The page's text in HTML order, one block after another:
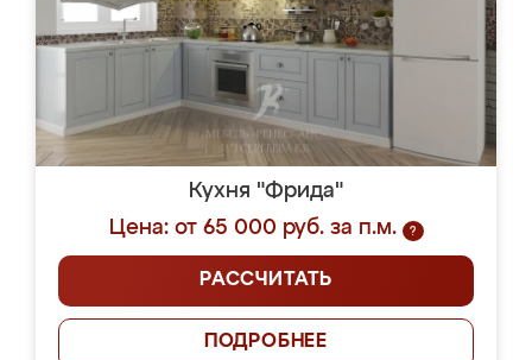
Кухня "Фрида"
Цена: от 65 000 руб. за п.м.
?
РАССЧИТАТЬ
ПОДРОБНЕЕ